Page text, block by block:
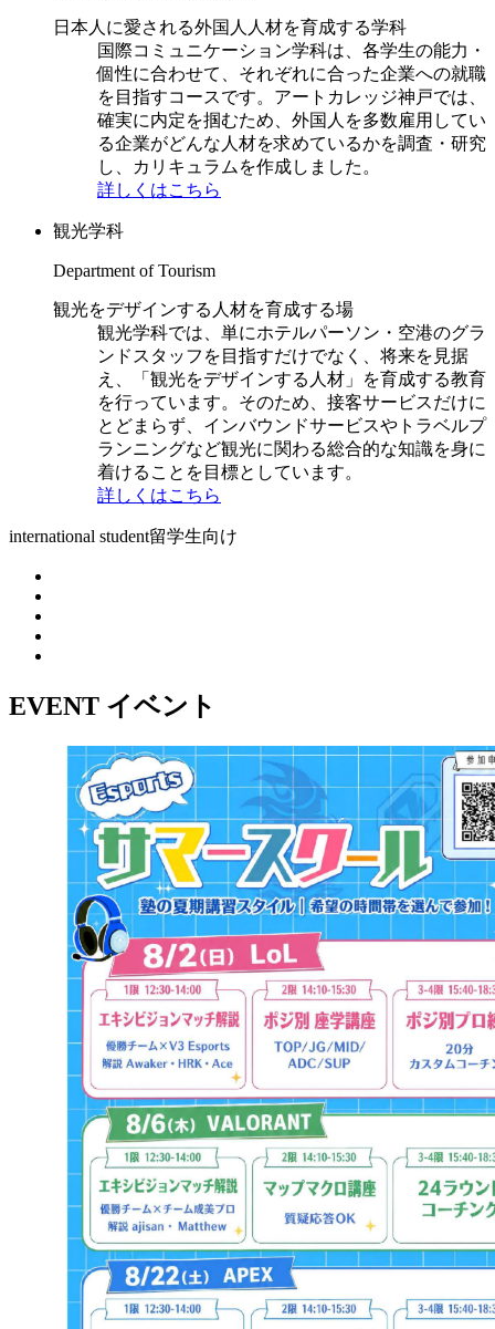
日本人に愛される外国人人材を育成する学科
国際コミュニケーション学科は、各学生の能力・
個性に合わせて、それぞれに合った企業への就職
を目指すコースです。アートカレッジ神戸では、
確実に内定を掴むため、外国人を多数雇用してい
る企業がどんな人材を求めているかを調査・研究
し、カリキュラムを作成しました。
詳しくはこちら
観光学科
Department of Tourism
観光をデザインする人材を育成する場
観光学科では、単にホテルパーソン・空港のグラ
ンドスタッフを目指すだけでなく、将来を見据
え、「観光をデザインする人材」を育成する教育
を行っています。そのため、接客サービスだけに
とどまらず、インバウンドサービスやトラベルプ
ランニングなど観光に関わる総合的な知識を身に
着けることを目標としています。
詳しくはこちら
international student留学生向け
EVENT イベント